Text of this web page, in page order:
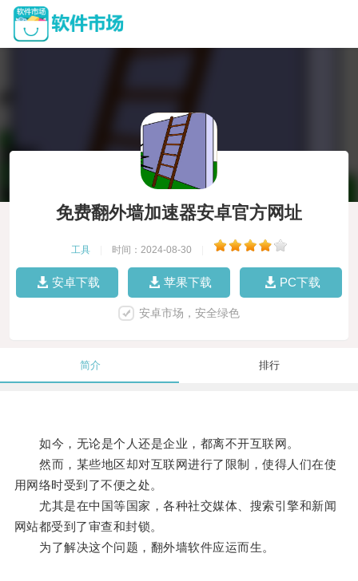
免费翻外墙加速器安卓官方网址
工具 时间：2024-08-30
安卓下载 苹果下载 PC下载
安卓市场，安全绿色
简介 排行
如今，无论是个人还是企业，都离不开互联网。
然而，某些地区却对互联网进行了限制，使得人们在使
用网络时受到了不便之处。
尤其是在中国等国家，各种社交媒体、搜索引擎和新闻
网站都受到了审查和封锁。
为了解决这个问题，翻外墙软件应运而生。